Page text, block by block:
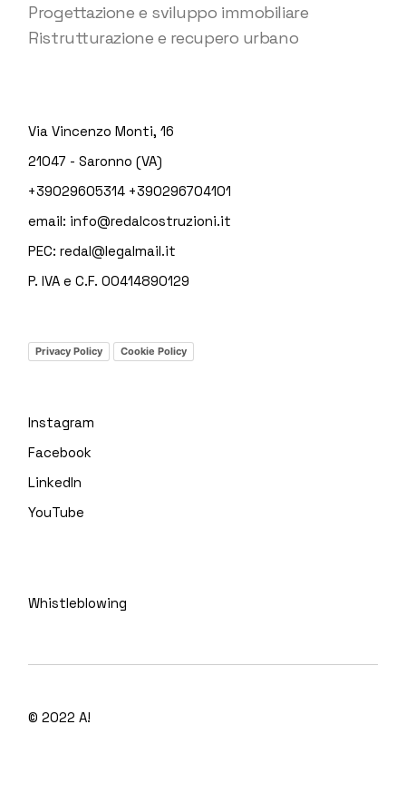
Progettazione e sviluppo immobiliare
Ristrutturazione e recupero urbano
Via Vincenzo Monti, 16
21047 - Saronno (VA)
+39029605314 +390296704101
email: info@redalcostruzioni.it
PEC:redal@legalmail.it
P. IVA e C.F. 00414890129
Privacy Policy Cookie Policy
Instagram
Facebook
LinkedIn
YouTube
Whistleblowing
© 2022A!